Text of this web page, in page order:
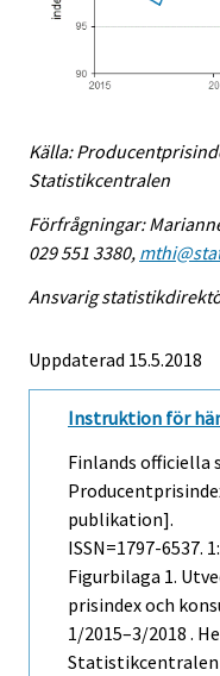
Källa:
Statistikcentralen
Förfrågningar:
029 551 3380,
Ansvarig
Uppdaterad 15.5.2018
Instruktion för
Finlands officiella
publikation].
ISSN=1797-6537.
Figurbilaga 1.
prisindex och
1/2015–3/2018 .
Statistikcentralen